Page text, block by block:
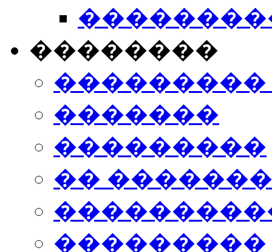
��������
���������
�������
���������
��
���������